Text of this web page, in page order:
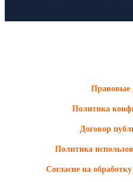
Правовые
Политика
Договор
Политика
Согласие на